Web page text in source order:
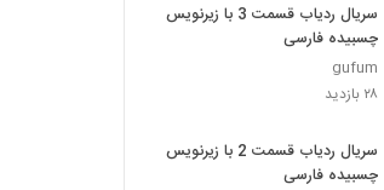
سریال ردیاب قسمت 3 با زیرنویس
چسبیده فارسی
gufum
۲۸ بازدید
سریال ردیاب قسمت 2 با زیرنویس
چسبیده فارسی